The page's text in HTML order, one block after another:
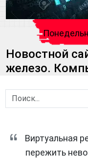
Новостной
железо.
Виртуальная
пережить